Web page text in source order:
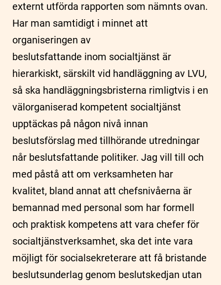
externt utförda rapporten som nämnts ovan.
Har man samtidigt i minnet att
organiseringen av
beslutsfattande inom socialtjänst är
hierarkiskt, särskilt vid handläggning av LVU,
så ska handläggningsbristerna rimligtvis i en
välorganiserad kompetent socialtjänst
upptäckas på någon nivå innan
beslutsförslag med tillhörande utredningar
når beslutsfattande politiker. Jag vill till och
med påstå att om verksamheten har
kvalitet, bland annat att chefsnivåerna är
bemannad med personal som har formell
och praktisk kompetens att vara chefer för
socialtjänstverksamhet, ska det inte vara
möjligt för socialsekreterare att få bristande
beslutsunderlag genom beslutskedjan utan